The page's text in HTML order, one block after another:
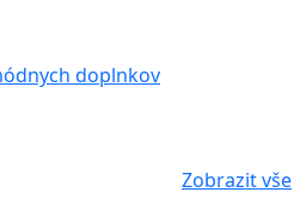
doplnkov
Zobrazit vše